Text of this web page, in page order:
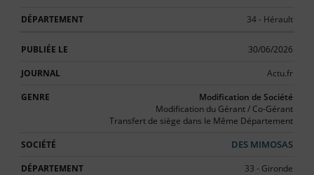
34 - Hérault
30/06/2026
Actu.fr
Modification de Société
Modification du Gérant / Co-Gérant
Transfert de siège dans le Même Département
DES MIMOSAS
33 - Gironde